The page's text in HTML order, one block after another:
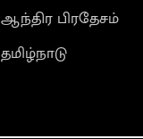
ஆந்திர பிரதேசம்
தமிழ்நாடு